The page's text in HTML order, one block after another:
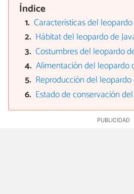
Índice
Características del leopardo
Hábitat del leopardo de
Costumbres del leopardo
Alimentación del leopardo
Reproducción del leopardo
Estado de conservación